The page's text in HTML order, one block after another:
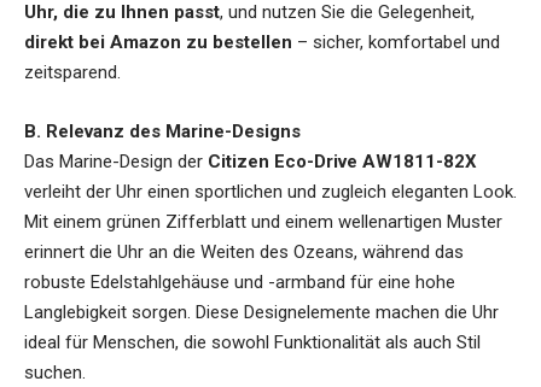
Uhr, die zu Ihnen passt, und nutzen Sie die Gelegenheit,
direkt bei Amazon zu bestellen – sicher, komfortabel und
zeitsparend.
B. Relevanz des Marine-Designs
Das Marine-Design der Citizen Eco-Drive AW1811-82X
verleiht der Uhr einen sportlichen und zugleich eleganten Look.
Mit einem grünen Zifferblatt und einem wellenartigen Muster
erinnert die Uhr an die Weiten des Ozeans, während das
robuste Edelstahlgehäuse und -armband für eine hohe
Langlebigkeit sorgen. Diese Designelemente machen die Uhr
ideal für Menschen, die sowohl Funktionalität als auch Stil
suchen.